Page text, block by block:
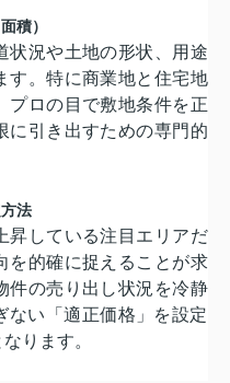
積）
況や土地の形状、
用途
す。特に商業地と住宅地
プロの目で敷地条件を正
に引き出すための専門的
法
昇している注目エリアだ
を的確に捉えることが求
件の売り出し状況を冷静
い「適正価格」 を設定
ります。